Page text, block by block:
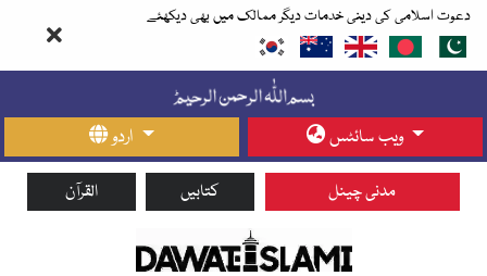
دعوت اسلامی کی دینی خدمات دیگر ممالک میں بھی دیکھئے
اردو ویب سائٹس
القرآن کتابیں مدنی چینل